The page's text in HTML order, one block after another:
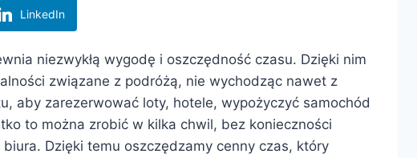
LinkedIn
niezwykłą wygodę i oszczędność czasu. Dzięki nim
związane z podróżą, nie wychodząc nawet z
aby zarezerwować loty, hotele, wypożyczyć samochód
to można zrobić w kilka chwil, bez konieczności
Dzięki temu oszczędzamy cenny czas, który